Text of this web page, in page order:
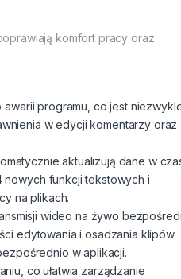
komfort pracy oraz
programu, co jest
w edycji komentarzy oraz
aktualizują dane w
nowych funkcji tekstowych i
na plikach.
wideo na żywo
edytowania i osadzania klipów
w aplikacji.
co ułatwia zarządzanie